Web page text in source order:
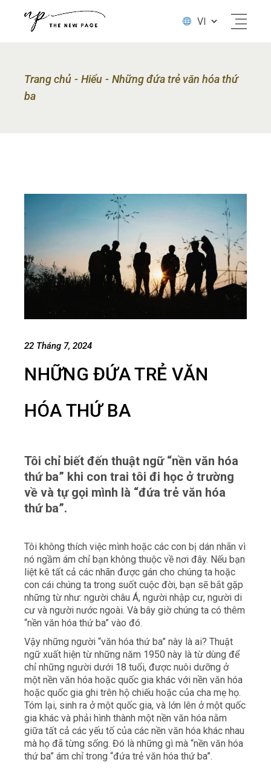
Trang chủ Hiểu
Những đứa trẻ văn hóa thứ
ba
22 Tháng 7, 2024
NHỮNG ĐỨA TRẺ VĂN
HÓA THỨ BA
Tôi chỉ biết đến thuật ngữ “nền văn hóa
thứ ba” khi con trai tôi đi học ở trường
về và tự gọi mình là “đứa trẻ văn hóa
thứ ba”.
Tôi không thích việc mình hoặc các con bị dán nhãn vì
nó ngầm ám chỉ bạn không thuộc về nơi đây. Nếu bạn
liệt kê tất cả các nhãn được gán cho chúng ta hoặc
con cái chúng ta trong suốt cuộc đời, bạn sẽ bắt gặp
những từ như: người châu Á, người nhập cư, người di
cư và người nước ngoài. Và bây giờ chúng ta có thêm
“nền văn hóa thứ ba” vào đó.
Vậy những người “văn hóa thứ ba” này là ai? Thuật
ngữ xuất hiện từ những năm 1950 này là từ dùng để
chỉ những người dưới 18 tuổi, được nuôi dưỡng ở
một nền văn hóa hoặc quốc gia khác với nền văn hóa
hoặc quốc gia ghi trên hộ chiếu hoặc của cha mẹ họ.
Tóm lại, sinh ra ở một quốc gia, và lớn lên ở một quốc
gia khác và phải hình thành một nền văn hóa nằm
giữa tất cả các yếu tố của các nền văn hóa khác nhau
mà họ đã từng sống. Đó là những gì mà “nền văn hóa
thứ ba” ám chỉ trong “đứa trẻ văn hóa thứ ba”.